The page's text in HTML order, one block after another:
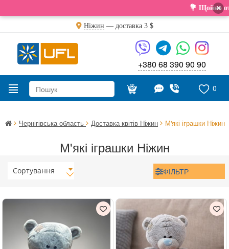
💐 Щойно ×
Ніжин — доставка 3 $
+380 68 390 90 90
0
Чернігівська область Доставка квітів Ніжин М'які іграшки Ніжин
М'які іграшки Ніжин
Сортування ФІЛЬТР